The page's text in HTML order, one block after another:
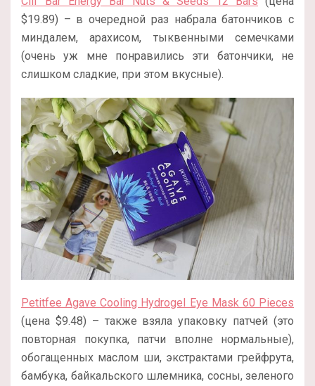
$19.89) – в очередной раз набрала батончиков с
миндалем, арахисом, тыквенными семечками
(очень уж мне понравились эти батончики, не
слишком сладкие, при этом вкусные).
Petitfee Agave Cooling Hydrogel Eye Mask 60 Pieces
(цена $9.48) – также взяла упаковку патчей (это
повторная покупка, патчи вполне нормальные),
обогащенных маслом ши, экстрактами грейфрута,
бамбука, байкальского шлемника, сосны, зеленого